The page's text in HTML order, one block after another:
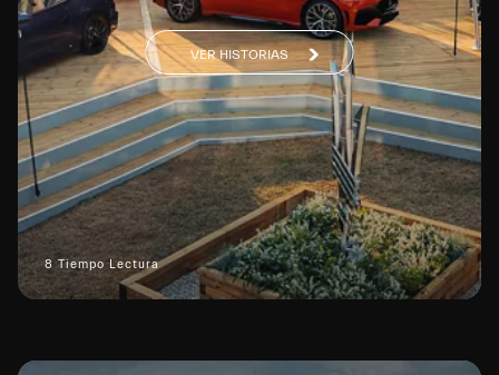
8 Tiempo Lectura
VER HISTORIAS